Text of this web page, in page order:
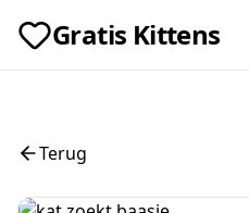
Gratis Kittens
Terug